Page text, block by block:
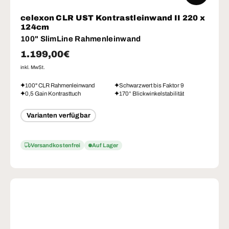
celexon CLR UST Kontrastleinwand II 220 x
124cm
100" SlimLine Rahmenleinwand
Normaler Preis
1.199,00€
inkl. MwSt.
100" CLR Rahmenleinwand
Schwarzwert bis Faktor 9
0,5 Gain Kontrasttuch
170° Blickwinkelstabilität
Varianten verfügbar
Versandkostenfrei Auf Lager